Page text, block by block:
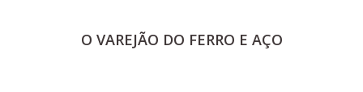
O VAREJÃO DO FERRO E AÇO